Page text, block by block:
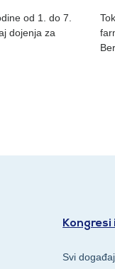
od 1. do 7.
dojenja za
Kongresi
Svi